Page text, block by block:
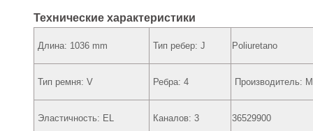
Технические характеристики
Длина: 1036 mm Тип ребер: J Poliuretano
Тип ремня: V Ребра: 4 Производитель:
Эластичность: EL Каналов: 3 36529900